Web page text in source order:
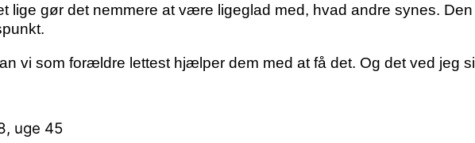
lige gør det nemmere at være ligeglad med, hvad andre synes.
vi som forældre lettest hjælper dem med at få det. Og det ved jeg
uge 45